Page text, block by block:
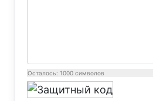
Осталось: 1000 символов